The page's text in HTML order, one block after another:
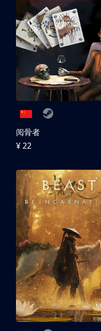
阅骨者
¥ 22